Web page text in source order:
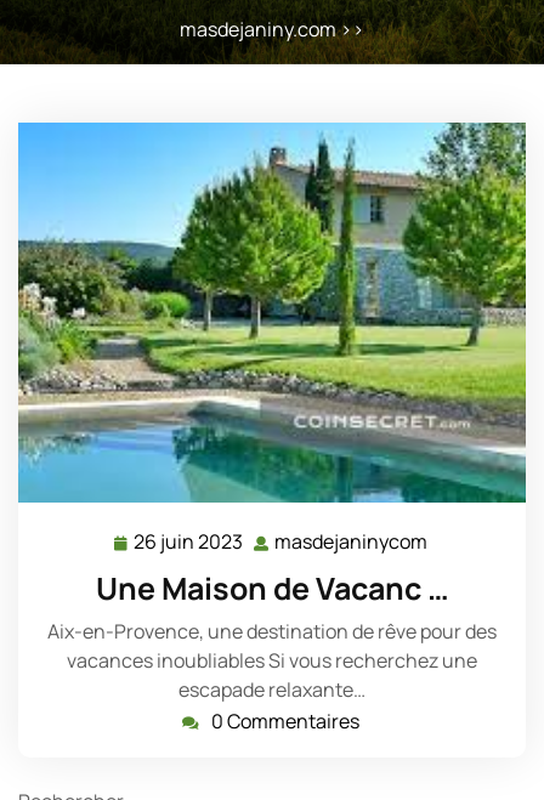
masdejaniny.com>>
26 juin 2023 26
2023
masdejaninycom
Une Maison de Vacanc …
Aix-en-Provence, une destination de rêve pour des
vacances inoubliables Si vous recherchez une
escapade relaxante…
0 Commentaires